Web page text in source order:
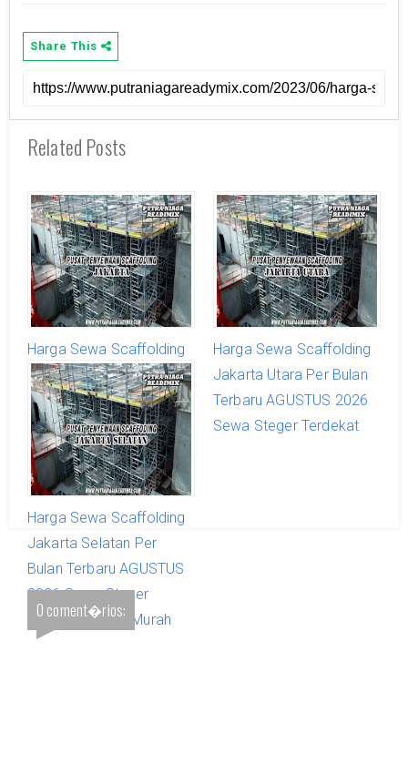
Share This
Related Posts
Harga Sewa Scaffolding
Jakarta Per Bulan
Terbaru AGUSTUS 2026
Sewa Steger Terdekat
Harga Sewa Scaffolding
Jakarta Utara Per Bulan
Terbaru AGUSTUS 2026
Sewa Steger Terdekat
Harga Sewa Scaffolding
Jakarta Selatan Per
Bulan Terbaru AGUSTUS
2026 Sewa Steger
Bulanan Promo Murah
0 coment�rios: